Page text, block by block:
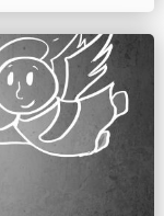
сырьевой
период